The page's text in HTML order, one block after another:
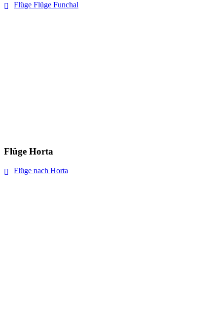
Flüge Flüge Funchal
Flüge Horta
Flüge nach Horta